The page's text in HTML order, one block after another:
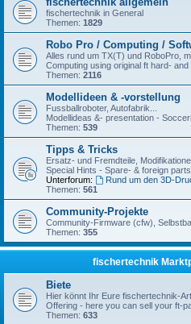
fischertechnik in General
Themen: 1829
Robo Pro / Computing /
Alles rund um TX(T) und RoboPro,
Computing using original ft hard-
Themen: 2116
Modellideen & -vorstellung
Fussballroboter, Autofabrik...
Modellideas &- presentation -
Themen: 539
Tipps & Tricks
Ersatz- und Fremdteile,
Special Hints - Spare- & foreign
Unterforum:
Rund um den 3D-
Themen: 561
Community-Projekte
Community-Firmware (cfw),
Themen: 355
fischertechnik
Biete
Hier könnt Ihr Eure fischertechnik-
Offering - here you can sell your ft-
Themen: 633